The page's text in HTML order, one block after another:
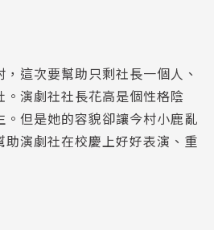
這次要幫助只剩社長一個人、
演劇社社長花高是個性格陰
。但是她的容貌卻讓今村小鹿亂
助演劇社在校慶上好好表演、重